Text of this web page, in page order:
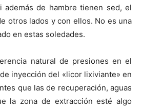
además de hambre tienen sed, el
otros lados y con ellos. No es una
en estas soledades.
natural de presiones en el
inyección del «licor lixiviante» en
que las de recuperación, aguas
la zona de extracción esté algo